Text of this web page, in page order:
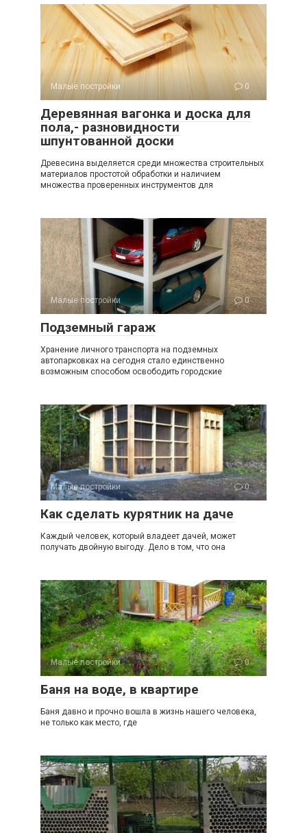
Малые постройки 0
Деревянная вагонка и доска для
пола,- разновидности
шпунтованной доски
Древесина выделяется среди множества строительных
материалов простотой обработки и наличием
множества проверенных инструментов для
Малые постройки 0
Подземный гараж
Хранение личного транспорта на подземных
автопарковках на сегодня стало единственно
возможным способом освободить городские
Малые постройки 0
Как сделать курятник на даче
Каждый человек, который владеет дачей, может
получать двойную выгоду. Дело в том, что она
Малые постройки 0
Баня на воде, в квартире
Баня давно и прочно вошла в жизнь нашего человека,
не только как место, где